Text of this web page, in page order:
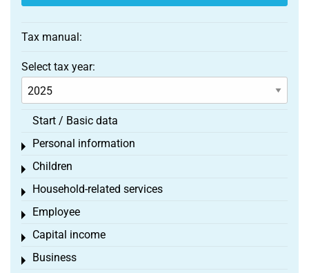
Tax manual:
Select tax year:
Start / Basic data
Personal information
Toggle menu
Children
Toggle menu
Household-related services
Toggle menu
Employee
Toggle menu
Capital income
Toggle menu
Business
Toggle menu